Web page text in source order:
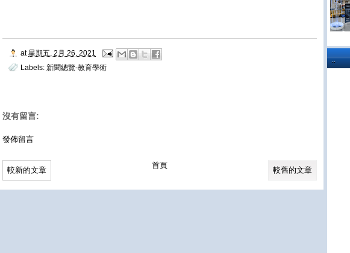
..
at星期五, 2月 26, 2021
Labels: 新聞總覽-教育學術
沒有留言:
發佈留言
較新的文章 較舊的文章
首頁